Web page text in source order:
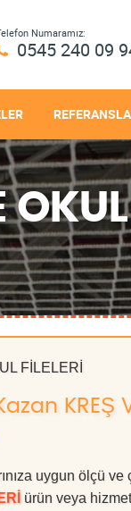
Numaramız:
0545 240 09
FİLELERİ
KREŞ
uygun ölçü ve
ürün veya